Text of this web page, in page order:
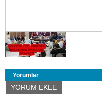
Yorumlar
YORUM EKLE